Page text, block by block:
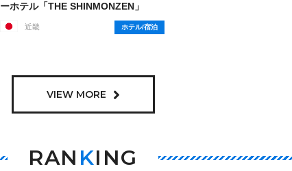
ーホテル「THE SHINMONZEN」
近畿 ホテル/宿泊
VIEW MORE
RAN KING